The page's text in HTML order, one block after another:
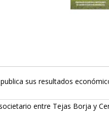
sus resultados
entre Tejas Borja y